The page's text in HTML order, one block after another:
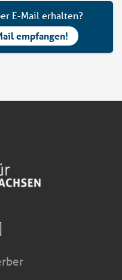
E-Mail erhalten?
empfangen!